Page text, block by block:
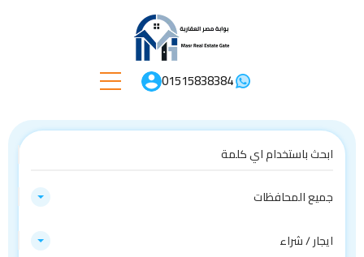
01515838384
جميع المحافظات
ايجار / شراء